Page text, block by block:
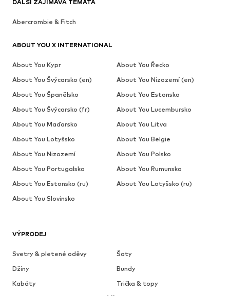
VÝPRODEJ
Svetry & pletené oděvy
Šaty
Džíny
Bundy
Kabáty
Trička & topy
DALŠÍ ZAJÍMAVÁ TÉMATA
Abercrombie & Fitch
ABOUT YOU X INTERNATIONAL
About You Kypr
About You Řecko
About You Švýcarsko (en)
About You Nizozemí (en)
About You Španělsko
About You Estonsko
About You Švýcarsko (fr)
About You Lucembursko
About You Maďarsko
About You Litva
About You Lotyšsko
About You Belgie
About You Nizozemí
About You Polsko
About You Portugalsko
About You Rumunsko
About You Estonsko (ru)
About You Lotyšsko (ru)
About You Slovinsko